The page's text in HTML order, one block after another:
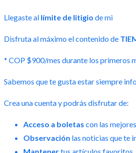
Llegaste al límite de litigio de mi
Disfruta al máximo el contenido de
* COP $900/mes durante los primeros
Sabemos que te gusta estar siempre
Crea una cuenta y podrás disfrutar de:
Acceso a boletas con las
Observación las noticias que te